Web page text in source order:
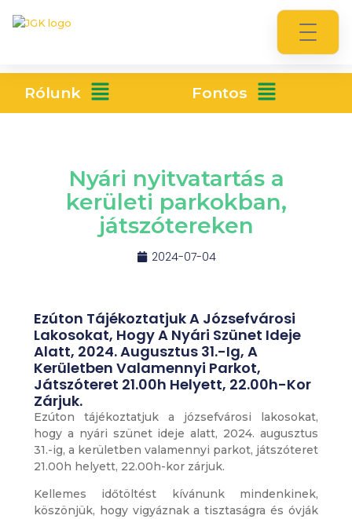
Rólunk Fontos
Nyári nyitvatartás a
kerületi parkokban,
játszótereken
2024-07-04
Ezúton Tájékoztatjuk A Józsefvárosi
Lakosokat, Hogy A Nyári Szünet Ideje
Alatt, 2024. Augusztus 31.-Ig, A
Kerületben Valamennyi Parkot,
Játszóteret 21.00h Helyett, 22.00h-Kor
Zárjuk.
Ezúton tájékoztatjuk a józsefvárosi lakosokat,
hogy a nyári szünet ideje alatt, 2024. augusztus
31.-ig, a kerületben valamennyi parkot, játszóteret
21.00h helyett, 22.00h-kor zárjuk.
Kellemes időtöltést kívánunk mindenkinek,
köszönjük, hogy vigyáznak a tisztaságra és óvják